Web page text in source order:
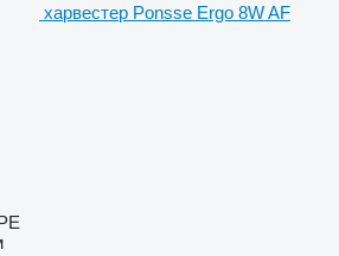
харвестер Ponsse Ergo 8W AF